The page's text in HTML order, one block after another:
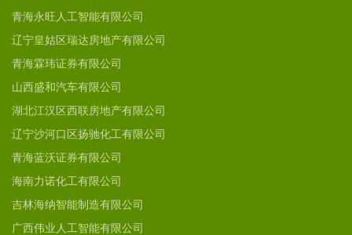
青海永旺人工智能有限公司
辽宁皇姑区瑞达房地产有限公司
青海霖玮证券有限公司
山西盛和汽车有限公司
湖北江汉区西联房地产有限公司
辽宁沙河口区扬驰化工有限公司
青海蓝沃证券有限公司
海南力诺化工有限公司
吉林海纳智能制造有限公司
广西伟业人工智能有限公司